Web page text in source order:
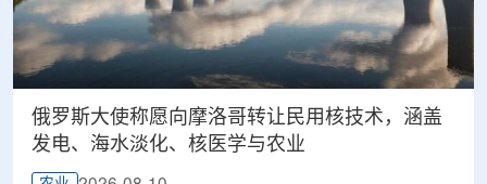
俄罗斯大使称愿向摩洛哥转让民用核技术，涵盖
发电、海水淡化、核医学与农业